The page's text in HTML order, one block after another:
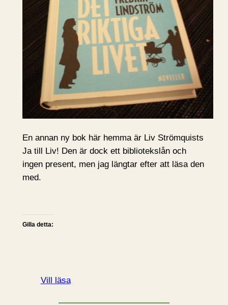
En annan ny bok här hemma är Liv Strömquists
Ja till Liv! Den är dock ett bibliotekslån och
ingen present, men jag längtar efter att läsa den
med.
Gilla detta:
Vill läsa